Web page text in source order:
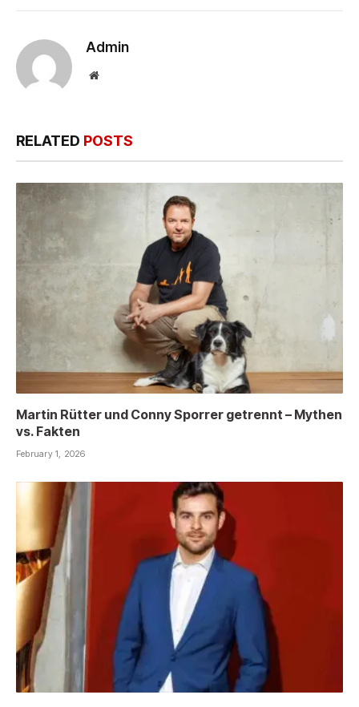
Admin
Website
RELATED POSTS
Martin Rütter und Conny Sporrer getrennt – Mythen
vs. Fakten
February 1, 2026